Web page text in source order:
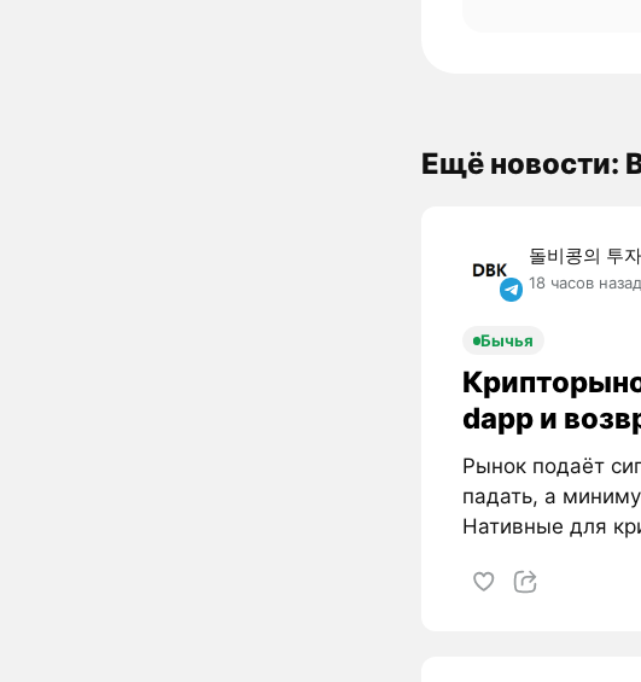
Ещё новости:
돌비콩의 투
18 часов назад
Бычья
dapp и
Рынок подаёт
падать, а
Нативные для